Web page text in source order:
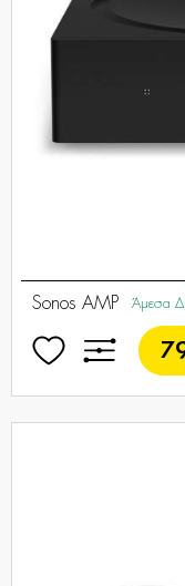
Sonos AMP Άμεσα